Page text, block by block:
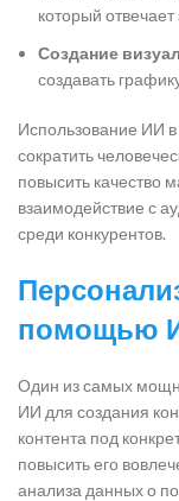
который
Создание
создавать
Использование ИИ в
сократить
повысить качество
взаимодействие с
среди конкурентов.
помощью
Один из самых
ИИ для создания
контента под
повысить его
анализа данных о